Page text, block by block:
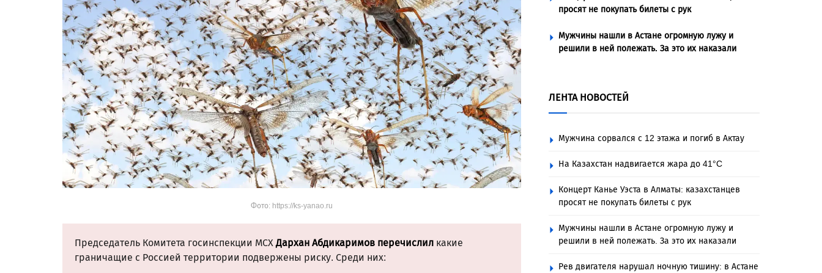
Фото: https://ks-yanao.ru
Председатель Комитета госинспекции МСХДархан Абдикаримов перечислил какие
граничащие с Россией территории подвержены риску. Среди них:
просят не покупать билеты с рук
Мужчины нашли в Астане огромную лужу и
решили в ней полежать. За это их наказали
ЛЕНТА НОВОСТЕЙ
Мужчина сорвался с 12 этажа и погиб в Актау
На Казахстан надвигается жара до 41°C
Концерт Канье Уэста в Алматы: казахстанцев
просят не покупать билеты с рук
Мужчины нашли в Астане огромную лужу и
решили в ней полежать. За это их наказали
Рев двигателя нарушал ночную тишину: в Астане